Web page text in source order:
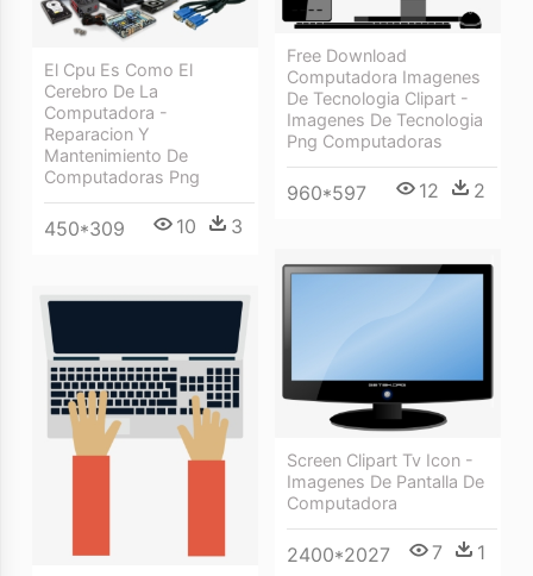
El Cpu Es Como El
Cerebro De La
Computadora -
Reparacion Y
Mantenimiento De
Computadoras Png
450*309 10 3
Free Download
Computadora Imagenes
De Tecnologia Clipart -
Imagenes De Tecnologia
Png Computadoras
960*597 12 2
Screen Clipart Tv Icon -
Imagenes De Pantalla De
Computadora
2400*2027 7 1